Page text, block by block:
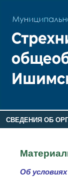
СВЕДЕНИЯ ОБ
Об